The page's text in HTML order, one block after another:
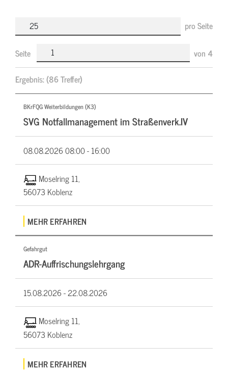
pro Seite
Seite von 4
Ergebnis:(86 Treffer)
BKrFQG Weiterbildungen (K3)
SVG Notfallmanagement im Straßenverk.IV
08.08.202608:00 - 16:00
Moselring 11,
56073 Koblenz
MEHR ERFAHREN
Gefahrgut
ADR-Auffrischungslehrgang
15.08.2026 -22.08.2026
Moselring 11,
56073 Koblenz
MEHR ERFAHREN